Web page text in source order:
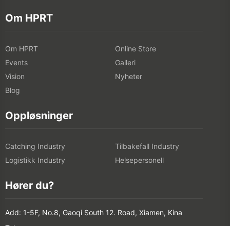
Om HPRT
Om HPRT
Online Store
Events
Galleri
Vision
Nyheter
Blog
Oppløsninger
Catching Industry
Tilbakefall Industry
Logistikk Industry
Helsepersonell
Hører du?
Add: 1-5F, No.8, Gaoqi South 12. Road, Xiamen, Kina